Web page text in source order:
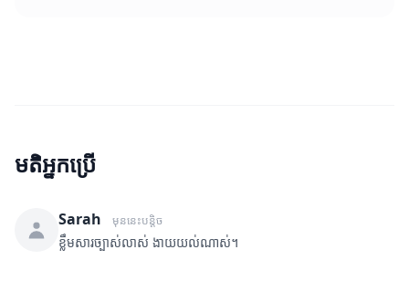
មតិអ្នកប្រើ
Sarah មុននេះបន្តិច
ខ្លឹមសារច្បាស់លាស់ ងាយយល់ណាស់។